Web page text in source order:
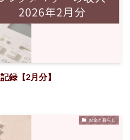
録【2月分】
お金と暮らし